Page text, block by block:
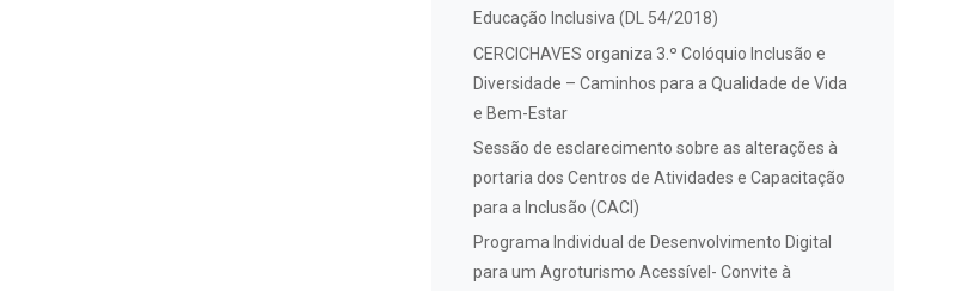
Educação Inclusiva (DL 54/2018)
CERCICHAVES organiza 3.º Colóquio Inclusão e
Diversidade – Caminhos para a Qualidade de Vida
e Bem-Estar
Sessão de esclarecimento sobre as alterações à
portaria dos Centros de Atividades e Capacitação
para a Inclusão (CACI)
Programa Individual de Desenvolvimento Digital
para um Agroturismo Acessível- Convite à